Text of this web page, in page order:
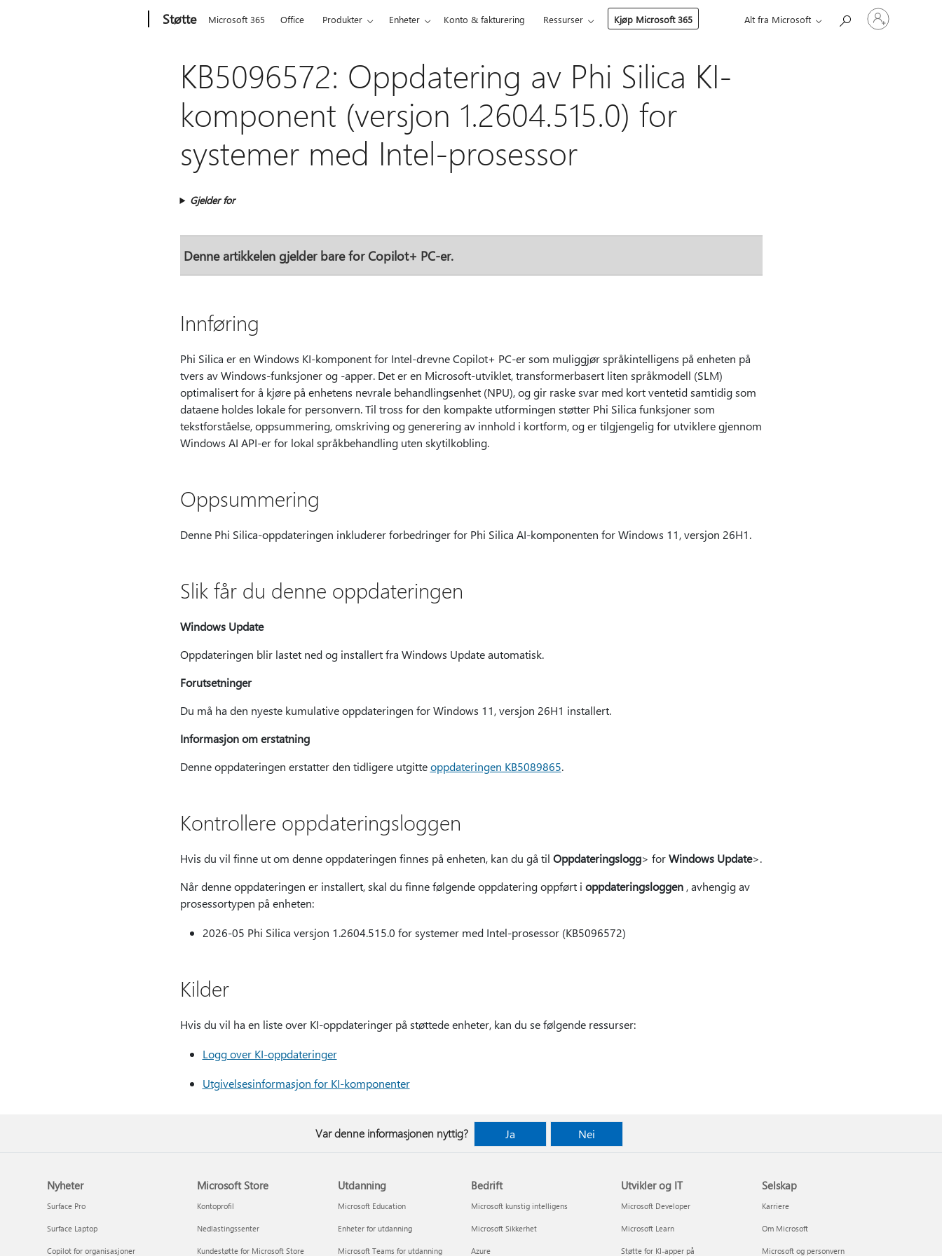
Støtte Microsoft 365 Office Produkter Enheter Konto & fakturering Ressurser Kjøp Microsoft 365 Alt fra Microsoft
Logg
på
kontoen
KB5096572: Oppdatering av Phi Silica KI-
komponent (versjon 1.2604.515.0) for
systemer med Intel-prosessor
Gjelder for
Denne artikkelen gjelder bare for Copilot+ PC-er.
Innføring
Phi Silica er en Windows KI-komponent for Intel-drevne Copilot+ PC-er som muliggjør språkintelligens på enheten på
tvers av Windows-funksjoner og -apper. Det er en Microsoft-utviklet, transformerbasert liten språkmodell (SLM)
optimalisert for å kjøre på enhetens nevrale behandlingsenhet (NPU), og gir raske svar med kort ventetid samtidig som
dataene holdes lokale for personvern. Til tross for den kompakte utformingen støtter Phi Silica funksjoner som
tekstforståelse, oppsummering, omskriving og generering av innhold i kortform, og er tilgjengelig for utviklere gjennom
Windows AI API-er for lokal språkbehandling uten skytilkobling.
Oppsummering
Denne Phi Silica-oppdateringen inkluderer forbedringer for Phi Silica AI-komponenten for Windows 11, versjon 26H1.
Slik får du denne oppdateringen
Windows Update
Oppdateringen blir lastet ned og installert fra Windows Update automatisk.
Forutsetninger
Du må ha den nyeste kumulative oppdateringen for Windows 11, versjon 26H1 installert.
Informasjon om erstatning
Denne oppdateringen erstatter den tidligere utgitteoppdateringen KB5089865.
Kontrollere oppdateringsloggen
Hvis du vil finne ut om denne oppdateringen finnes på enheten, kan du gå til Oppdateringslogg> forWindows Update>.
Når denne oppdateringen er installert, skal du finne følgende oppdatering oppført i oppdateringsloggen, avhengig av
prosessortypen på enheten:
2026-05 Phi Silica versjon 1.2604.515.0 for systemer med Intel-prosessor (KB5096572)
Kilder
Hvis du vil ha en liste over KI-oppdateringer på støttede enheter, kan du se følgende ressurser:
Logg over KI-oppdateringer
Utgivelsesinformasjon for KI-komponenter
Var denne informasjonen nyttig? Ja Nei
Nyheter
Surface Pro
Surface Laptop
Copilot for organisasjoner
Microsoft Store
Kontoprofil
Nedlastingssenter
Kundestøtte for Microsoft Store
Utdanning
Microsoft Education
Enheter for utdanning
Microsoft Teams for utdanning
Bedrift
Microsoft kunstig intelligens
Microsoft Sikkerhet
Azure
Utvikler og IT
Microsoft Developer
Microsoft Learn
Støtte for KI-apper på
Selskap
Karriere
Om Microsoft
Microsoft og personvern